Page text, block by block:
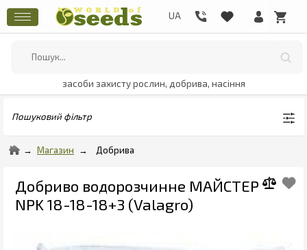
засоби захисту рослин, добрива, насіння
Пошуковий фільтр
Магазин Добрива
Добриво водорозчинне МАЙСТЕР
NPK 18-18-18+3 (Valagro)